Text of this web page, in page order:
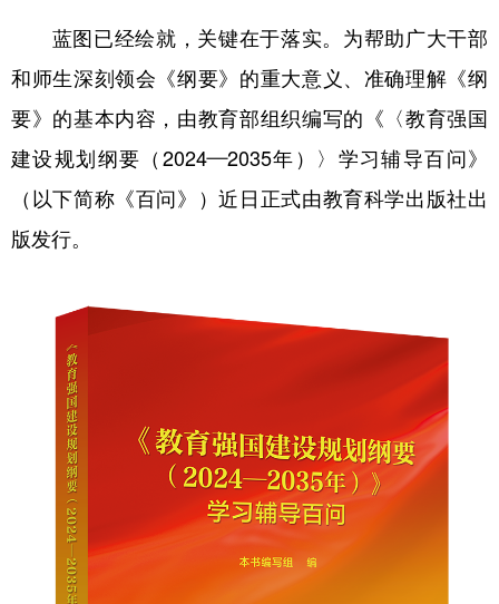
公益 一带一路 亚太网 上市公司
文化产业
地方频道
浙江 安徽
山东
广东
四川 贵州 云南 西藏
陕西
新疆
蓝图已经绘就，关键在于落实。为帮助广大干部
和师生深刻领会《纲要》的重大意义、准确理解《纲
要》的基本内容，由教育部组织编写的《〈教育强国
建设规划纲要（2024—2035年）〉学习辅导百问》
（以下简称《百问》）近日正式由教育科学出版社出
版发行。